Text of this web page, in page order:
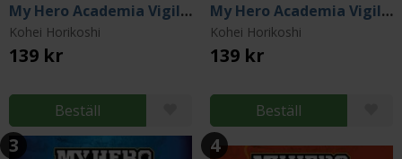
My Hero Academia Vigilantes Vol 1
Kohei Horikoshi
139 kr
Beställ
My Hero Academia Vigilantes Vol 2
Kohei Horikoshi
139 kr
Beställ
3 4